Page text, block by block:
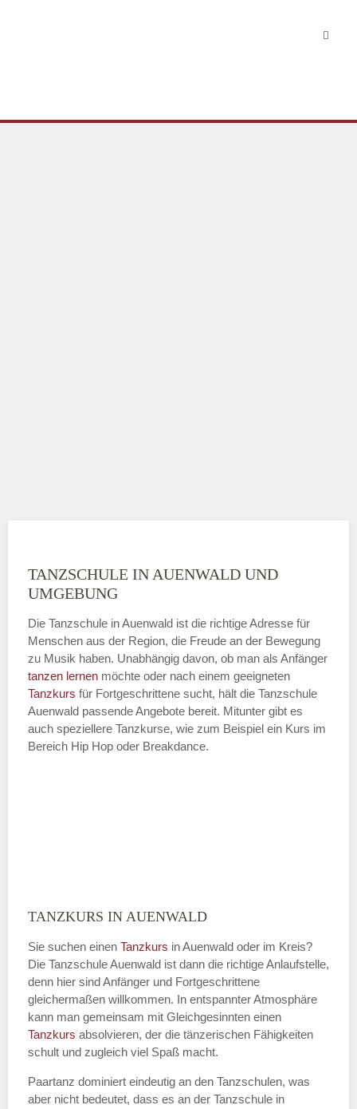
TANZSCHULE IN AUENWALD UND
UMGEBUNG
Die Tanzschule in Auenwald ist die richtige Adresse für
Menschen aus der Region, die Freude an der Bewegung
zu Musik haben. Unabhängig davon, ob man als Anfänger
tanzen lernen möchte oder nach einem geeigneten
Tanzkurs für Fortgeschrittene sucht, hält die Tanzschule
Auenwald passende Angebote bereit. Mitunter gibt es
auch speziellere Tanzkurse, wie zum Beispiel ein Kurs im
Bereich Hip Hop oder Breakdance.
TANZKURS IN AUENWALD
Sie suchen einen Tanzkurs in Auenwald oder im Kreis?
Die Tanzschule Auenwald ist dann die richtige Anlaufstelle,
denn hier sind Anfänger und Fortgeschrittene
gleichermaßen willkommen. In entspannter Atmosphäre
kann man gemeinsam mit Gleichgesinnten einen
Tanzkurs absolvieren, der die tänzerischen Fähigkeiten
schult und zugleich viel Spaß macht.
Paartanz dominiert eindeutig an den Tanzschulen, was
aber nicht bedeutet, dass es an der Tanzschule in